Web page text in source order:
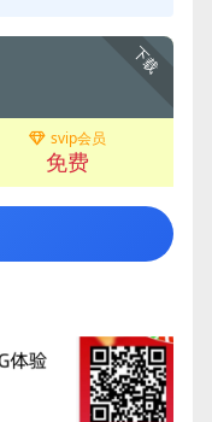
下载
svip会员
免费